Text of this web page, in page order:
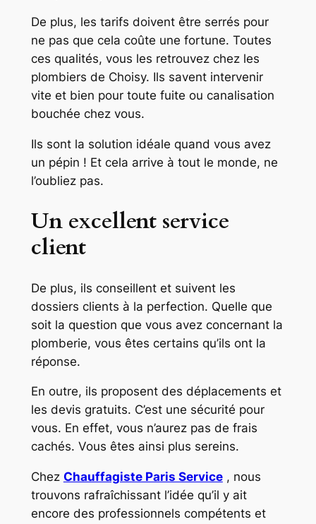
De plus, les tarifs doivent être serrés pour
ne pas que cela coûte une fortune. Toutes
ces qualités, vous les retrouvez chez les
plombiers de Choisy. Ils savent intervenir
vite et bien pour toute fuite ou canalisation
bouchée chez vous.
Ils sont la solution idéale quand vous avez
un pépin ! Et cela arrive à tout le monde, ne
l’oubliez pas.
Un excellent service
client
De plus, ils conseillent et suivent les
dossiers clients à la perfection. Quelle que
soit la question que vous avez concernant la
plomberie, vous êtes certains qu’ils ont la
réponse.
En outre, ils proposent des déplacements et
les devis gratuits. C’est une sécurité pour
vous. En effet, vous n’aurez pas de frais
cachés. Vous êtes ainsi plus sereins.
Chez Chauffagiste Paris Service, nous
trouvons rafraîchissant l’idée qu’il y ait
encore des professionnels compétents et